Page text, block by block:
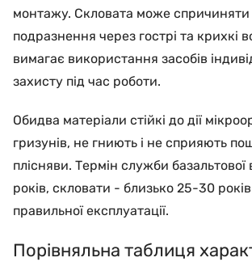
монтажу. Скловата може спричиняти
подразнення через гострі та крихкі
вимагає використання засобів
захисту під час роботи.
Обидва матеріали стійкі до дії
гризунів, не гниють і не сприяють
плісняви. Термін служби базальтової
років, скловати - близько 25-30
правильної експлуатації.
Порівняльна таблиця